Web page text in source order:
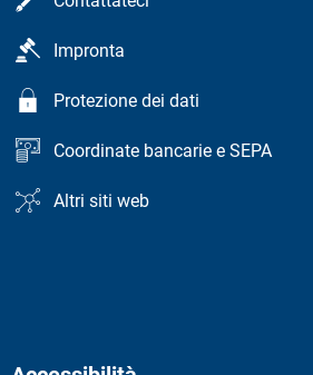
Impronta
Protezione dei dati
Coordinate bancarie e SEPA
Altri siti web